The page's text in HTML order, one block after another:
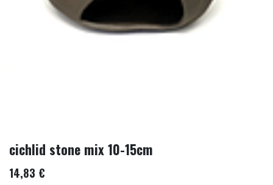
cichlid stone mix 10-15cm
14,83 €